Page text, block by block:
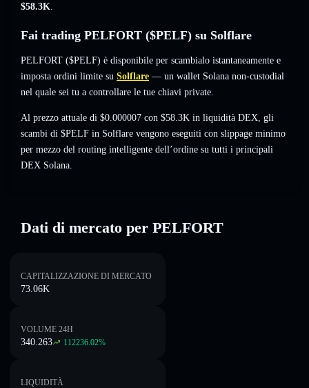
$58.3K.
Fai trading PELFORT ($PELF) su Solflare
PELFORT ($PELF) è disponibile per scambialo istantaneamente e
imposta ordini limite su Solflare — un wallet Solana non-custodial
nel quale sei tu a controllare le tue chiavi private.
Al prezzo attuale di $0.000007 con $58.3K in liquidità DEX, gli
scambi di $PELF in Solflare vengono eseguiti con slippage minimo
per mezzo del routing intelligente dell’ordine su tutti i principali
DEX Solana.
Dati di mercato per PELFORT
CAPITALIZZAZIONE DI MERCATO
73.06K
VOLUME 24H
340.263 112236.02%
LIQUIDITÀ